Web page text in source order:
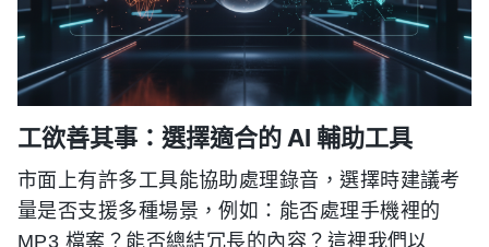
工欲善其事：選擇適合的 AI 輔助工具
市面上有許多工具能協助處理錄音，選擇時建議考
量是否支援多種場景，例如：能否處理手機裡的
MP3 檔案？能否總結冗長的內容？這裡我們以